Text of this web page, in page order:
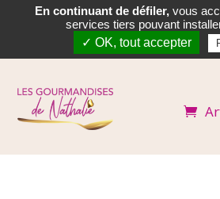
 
En continuant de défiler,vous
services tiers pouvant
✓ OK, tout accepter